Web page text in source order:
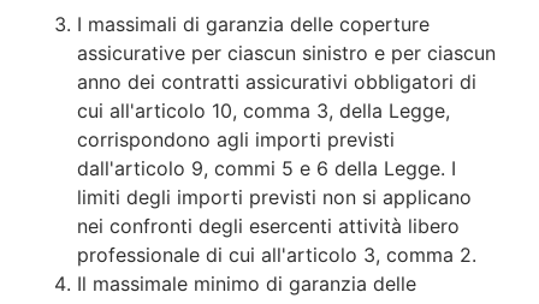
I massimali di garanzia delle coperture
assicurative per ciascun sinistro e per ciascun
anno dei contratti assicurativi obbligatori di
cui all'articolo 10, comma 3, della Legge,
corrispondono agli importi previsti
dall'articolo 9, commi 5 e 6 della Legge. I
limiti degli importi previsti non si applicano
nei confronti degli esercenti attività libero
professionale di cui all'articolo 3, comma 2.
Il massimale minimo di garanzia delle